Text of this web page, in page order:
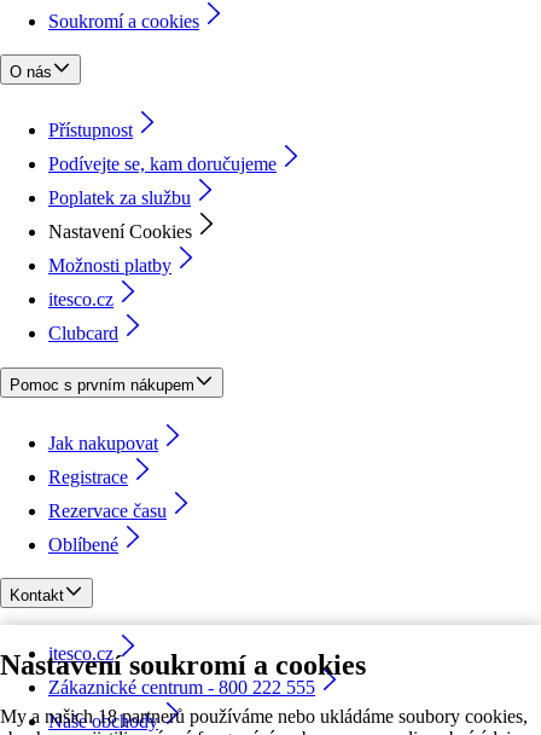
Nastavení soukromí a cookies
My a našich 18 partnerů používáme nebo ukládáme soubory cookies,
Soukromí a cookies
O nás
Přístupnost
Podívejte se, kam doručujeme
Poplatek za službu
Nastavení Cookies
Možnosti platby
itesco.cz
Clubcard
Pomoc s prvním nákupem
Jak nakupovat
Registrace
Rezervace času
Oblíbené
Kontakt
itesco.cz
Zákaznické centrum - 800 222 555
Naše obchody